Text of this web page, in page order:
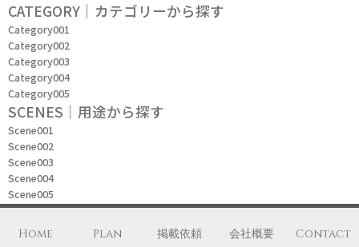
CATEGORY｜カテゴリーから探す
Category001
Category002
Category003
Category004
Category005
SCENES｜用途から探す
Scene001
Scene002
Scene003
Scene004
Scene005
Home Plan 掲載依頼 会社概要 Contact